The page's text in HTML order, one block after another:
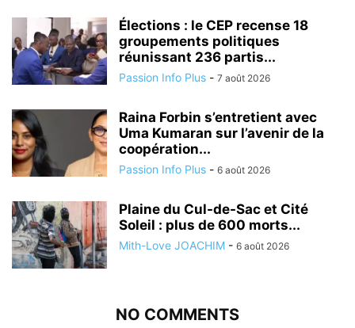
Élections : le CEP recense 18
groupements politiques
réunissant 236 partis...
Passion Info Plus - 7 août 2026
Raina Forbin s’entretient avec
Uma Kumaran sur l’avenir de la
coopération...
Passion Info Plus - 6 août 2026
Plaine du Cul-de-Sac et Cité
Soleil : plus de 600 morts...
Mith-Love JOACHIM - 6 août 2026
NO COMMENTS